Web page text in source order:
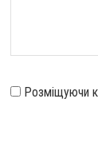
Розміщуючи